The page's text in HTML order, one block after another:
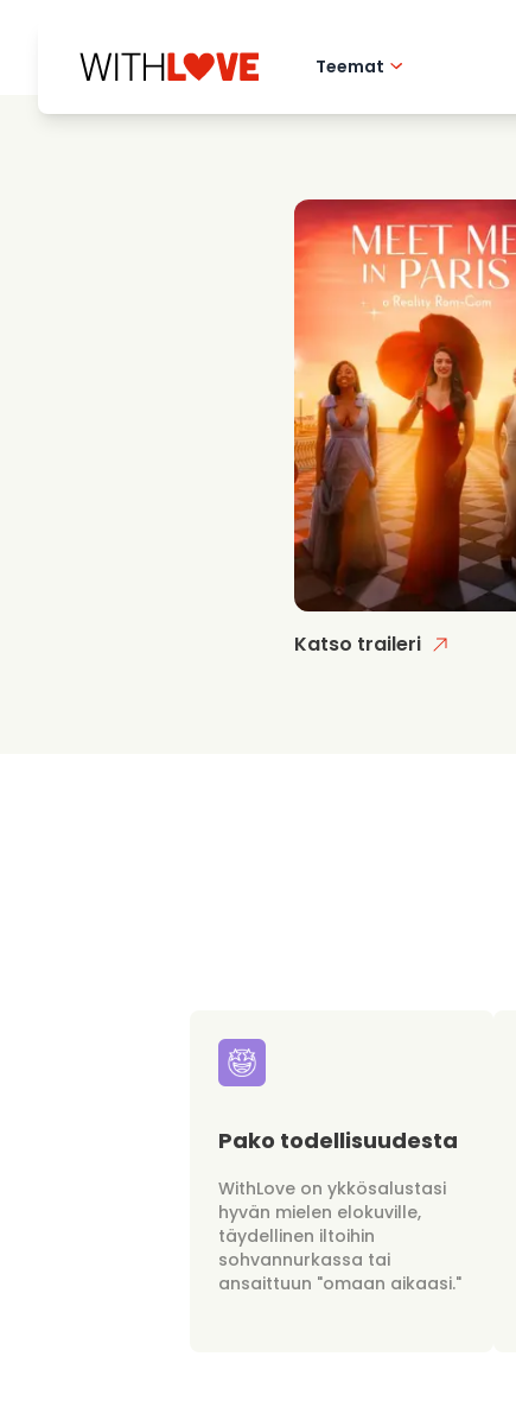
Teemat
Mysteerit
Katso traileri
Pako todellisuudesta
WithLove on ykkösalustasi
hyvän mielen elokuville,
täydellinen iltoihin
sohvannurkassa tai
ansaittuun "omaan aikaasi."